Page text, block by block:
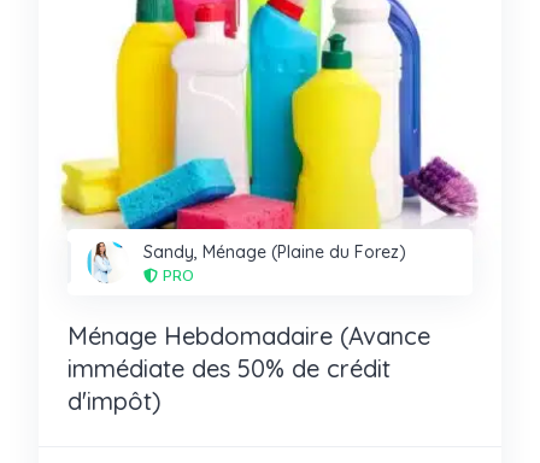
Sandy, Ménage (Plaine du Forez)
PRO
Ménage Hebdomadaire (Avance
immédiate des 50% de crédit
d'impôt)